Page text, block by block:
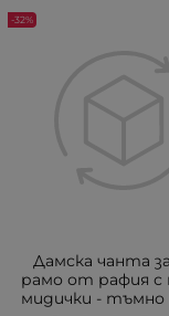
Дамска чанта
рамо от рафия с
мидички - тъмно
-32%